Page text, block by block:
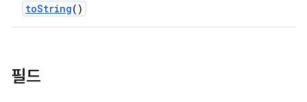
toString()
필드